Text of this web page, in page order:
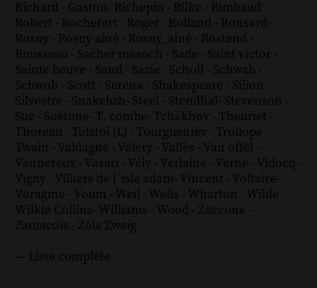
Richard - Gaston- Richepin - Rilke - Rimbaud -
Robert - Rochefort - Roger - Rolland - Ronsard -
Rosny - Rosny aîné - Rosny_aîné - Rostand -
Rousseau - Sacher masoch - Sade - Saint victor -
Sainte beuve - Sand - Sazie - Scholl - Schwab -
Schwob - Scott - Serena - Shakespeare - Silion -
Silvestre - Snakebzh- Steel - Stendhal- Stevenson -
Sue - Suétone- T. combe- Tchekhov - Theuriet -
Thoreau - Tolstoï (L) - Tourgueniev - Trollope -
Twain - Valdagne - Valéry - Vallès - Van offel -
Vannereux - Vasari - Vély - Verlaine - Verne - Vidocq -
Vigny - Villiers de l´isle adam- Vincent - Voltaire-
Voragine - Vouin - Weil - Wells - Wharton - Wilde -
Wilkie Collins- Williams - Wood - Zaccone -
Zamacoïs - Zola Zweig -
--- Liste complète